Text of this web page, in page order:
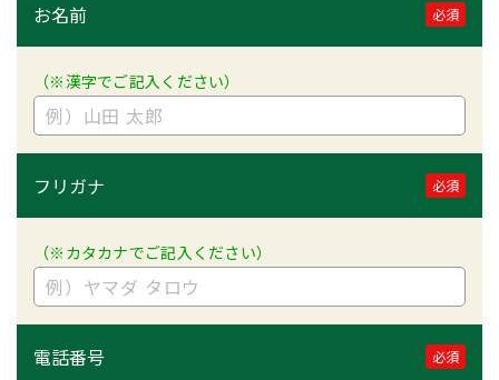
お名前 必須
（※漢字でご記入ください）
フリガナ 必須
（※カタカナでご記入ください）
電話番号 必須